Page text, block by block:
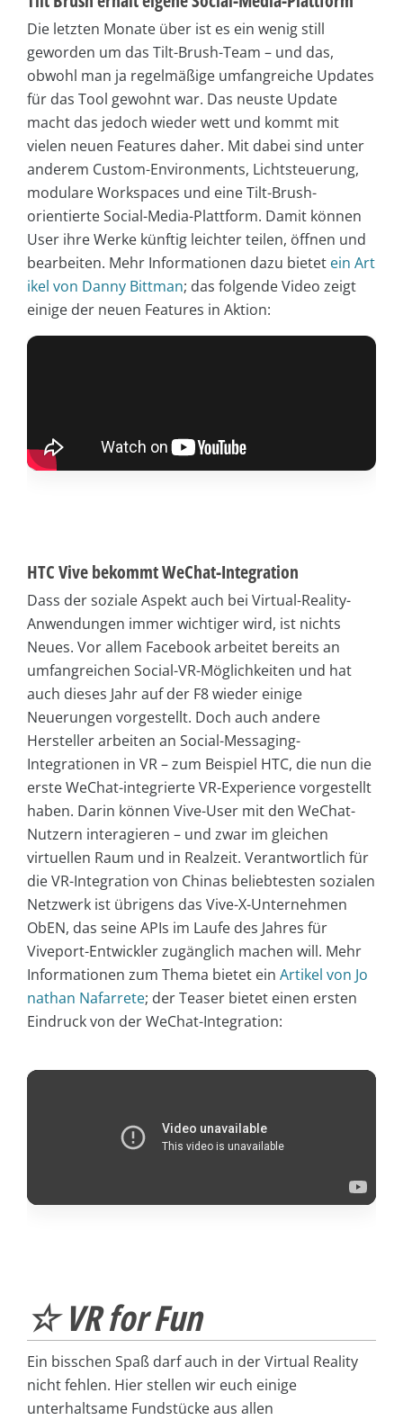
Die letzten Monate über ist es ein wenig still
geworden um das Tilt-Brush-Team – und das,
obwohl man ja regelmäßige umfangreiche Updates
für das Tool gewohnt war. Das neuste Update
macht das jedoch wieder wett und kommt mit
vielen neuen Features daher. Mit dabei sind unter
anderem Custom-Environments, Lichtsteuerung,
modulare Workspaces und eine Tilt-Brush-
orientierte Social-Media-Plattform. Damit können
User ihre Werke künftig leichter teilen, öffnen und
bearbeiten. Mehr Informationen dazu bietet ein Art
ikel von Danny Bittman; das folgende Video zeigt
einige der neuen Features in Aktion:
HTC Vive bekommt WeChat-Integration
Dass der soziale Aspekt auch bei Virtual-Reality-
Anwendungen immer wichtiger wird, ist nichts
Neues. Vor allem Facebook arbeitet bereits an
umfangreichen Social-VR-Möglichkeiten und hat
auch dieses Jahr auf der F8 wieder einige
Neuerungen vorgestellt. Doch auch andere
Hersteller arbeiten an Social-Messaging-
Integrationen in VR – zum Beispiel HTC, die nun die
erste WeChat-integrierte VR-Experience vorgestellt
haben. Darin können Vive-User mit den WeChat-
Nutzern interagieren – und zwar im gleichen
virtuellen Raum und in Realzeit. Verantwortlich für
die VR-Integration von Chinas beliebtesten sozialen
Netzwerk ist übrigens das Vive-X-Unternehmen
ObEN, das seine APIs im Laufe des Jahres für
Viveport-Entwickler zugänglich machen will. Mehr
Informationen zum Thema bietet ein Artikel von Jo
nathan Nafarrete; der Teaser bietet einen ersten
Eindruck von der WeChat-Integration:
☆ VR for Fun
Ein bisschen Spaß darf auch in der Virtual Reality
nicht fehlen. Hier stellen wir euch einige
unterhaltsame Fundstücke aus allen